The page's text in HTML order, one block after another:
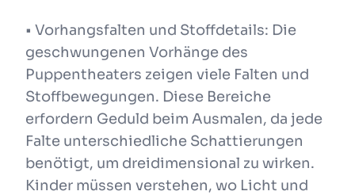
• Vorhangsfalten und Stoffdetails: Die
geschwungenen Vorhänge des
Puppentheaters zeigen viele Falten und
Stoffbewegungen. Diese Bereiche
erfordern Geduld beim Ausmalen, da jede
Falte unterschiedliche Schattierungen
benötigt, um dreidimensional zu wirken.
Kinder müssen verstehen, wo Licht und